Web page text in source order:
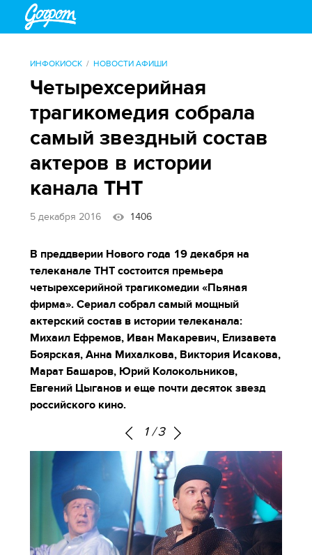
ИНФОКИОСК НОВОСТИ АФИШИ
Четырехсерийная
трагикомедия собрала
самый звездный состав
актеров в истории
канала ТНТ
5 декабря 2016 1406
В преддверии Нового года 19 декабря на
телеканале ТНТ состоится премьера
четырехсерийной трагикомедии «Пьяная
фирма». Сериал собрал самый мощный
актерский состав в истории телеканала:
Михаил Ефремов, Иван Макаревич, Елизавета
Боярская, Анна Михалкова, Виктория Исакова,
Марат Башаров, Юрий Колокольников,
Евгений Цыганов и еще почти десяток звезд
российского кино.
1/3